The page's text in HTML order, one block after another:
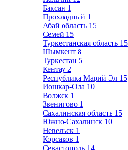
Баксан 1
Прохладный 1
Абай область 15
Семей 15
Туркестанская область 15
Шымкент 8
Туркестан 5
Кентау 2
Республика Марий Эл 15
Йошкар-Ола 10
Волжск 1
Звенигово 1
Сахалинская область 15
Южно-Сахалинск 10
Невельск 1
Корсаков 1
Севастополь 14